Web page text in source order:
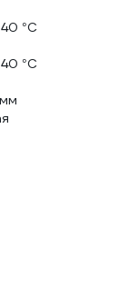
°С
°С